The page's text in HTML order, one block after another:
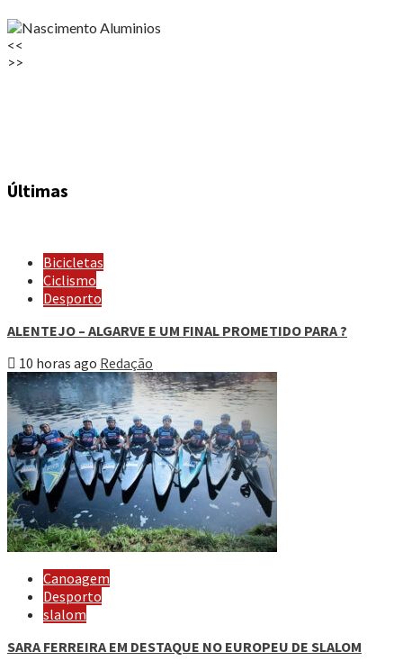
<<
>>
Últimas
Bicicletas
Ciclismo
Desporto
ALENTEJO – ALGARVE E UM FINAL PROMETIDO PARA ?
10 horas ago Redação
Canoagem
Desporto
slalom
SARA FERREIRA EM DESTAQUE NO EUROPEU DE SLALOM